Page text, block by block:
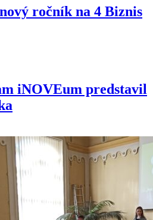
ročník na 4 Biznis
iNOVEum predstavil